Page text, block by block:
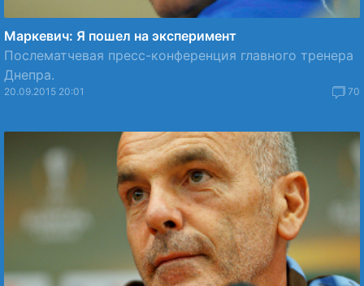
Маркевич: Я пошел на эксперимент
Послематчевая пресс-конференция главного тренера
Днепра.
20.09.2015 20:01 70